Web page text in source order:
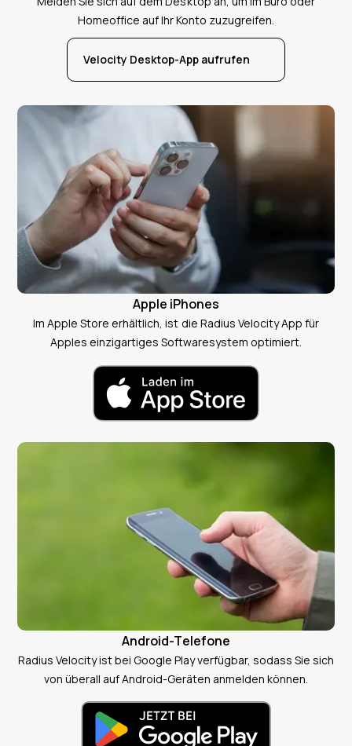
Homeoffice auf Ihr Konto zuzugreifen.
Velocity Desktop-App aufrufen
Apple iPhones
Im Apple Store erhältlich, ist die Radius Velocity App für
Apples einzigartiges Softwaresystem optimiert.
Android-Telefone
Radius Velocity ist bei Google Play verfügbar, sodass Sie sich
von überall auf Android-Geräten anmelden können.